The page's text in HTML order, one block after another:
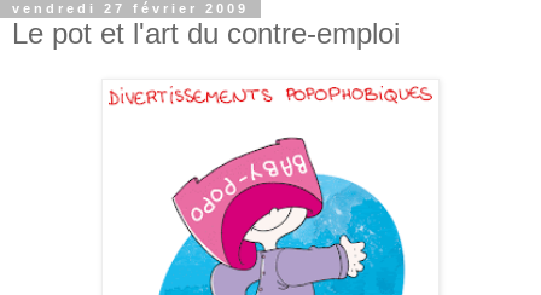
vendredi 27 février 2009
Le pot et l'art du contre-emploi